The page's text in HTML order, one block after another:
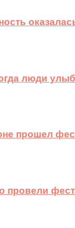
люди
прошел